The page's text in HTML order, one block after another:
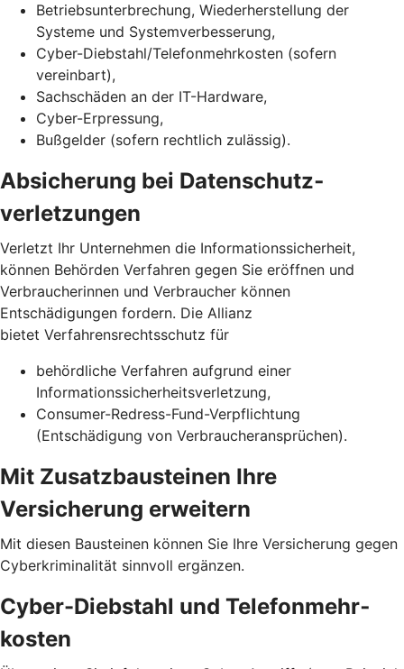
Betriebsunterbrechung, Wiederherstellung der
Systeme und Systemverbesserung,
Cyber-Diebstahl/Telefonmehrkosten (sofern
vereinbart),
Sachschäden an der IT-Hardware,
Cyber-Erpressung,
Bußgelder (sofern rechtlich zulässig).
Absicherung bei Daten­schutz­
verletzungen
Verletzt Ihr Unternehmen die Informationssicherheit,
können Behörden Verfahren gegen Sie eröffnen und
Verbraucherinnen und Verbraucher können
Entschädigungen fordern. Die Allianz
bietet Verfahrensrechtsschutz für
behördliche Verfahren aufgrund einer
Informationssicherheits­verletzung,
Consumer-Redress-Fund-Verpflichtung
(Entschädigung von Verbraucheransprüchen).
Mit Zusatzbausteinen Ihre
Versicherung erweitern
Mit diesen Bausteinen können Sie Ihre Versicherung gegen
Cyberkriminalität sinnvoll ergänzen.
Cyber-Diebstahl und Telefon­mehr­
kosten